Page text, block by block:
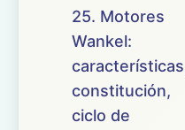
tratamos el tema 26
oposiciones de
Mantenimiento de
Vehículos, enfocado
la reparación ...
25. Motores
Wankel:
constitución,
ciclo de